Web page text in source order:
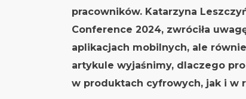
pracowników. Katarzyna
Conference 2024, zwróciła
aplikacjach mobilnych, ale
artykule wyjaśnimy, dlaczego
w produktach cyfrowych, jak i w